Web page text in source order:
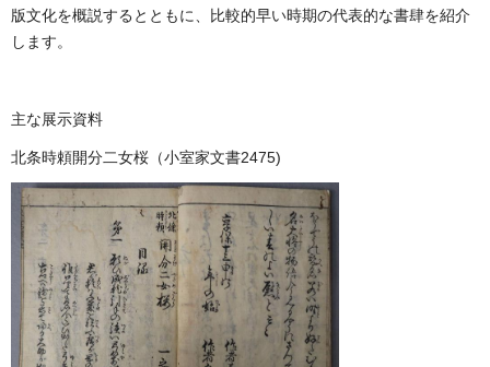
版文化を概説するとともに、比較的早い時期の代表的な書肆を紹介
します。
主な展示資料
北条時頼開分二女桜（小室家文書2475)